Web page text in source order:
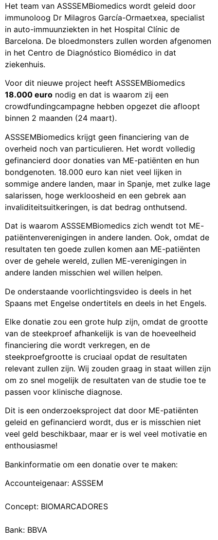
Het team van ASSSEMBiomedics wordt geleid door
immunoloog Dr Milagros García-Ormaetxea, specialist
in auto-immuunziekten in het Hospital Clínic de
Barcelona. De bloedmonsters zullen worden afgenomen
in het Centro de Diagnóstico Biomédico in dat
ziekenhuis.
Voor dit nieuwe project heeft ASSSEMBiomedics
18.000 euro nodig en dat is waarom zij een
crowdfundingcampagne hebben opgezet die afloopt
binnen 2 maanden (24 maart).
ASSSEMBiomedics krijgt geen financiering van de
overheid noch van particulieren. Het wordt volledig
gefinancierd door donaties van ME-patiënten en hun
bondgenoten. 18.000 euro kan niet veel lijken in
sommige andere landen, maar in Spanje, met zulke lage
salarissen, hoge werkloosheid en een gebrek aan
invaliditeitsuitkeringen, is dat bedrag onthutsend.
Dat is waarom ASSSEMBiomedics zich wendt tot ME-
patiëntenverenigingen in andere landen. Ook, omdat de
resultaten ten goede zullen komen aan ME-patiënten
over de gehele wereld, zullen ME-verenigingen in
andere landen misschien wel willen helpen.
De onderstaande voorlichtingsvideo is deels in het
Spaans met Engelse ondertitels en deels in het Engels.
Elke donatie zou een grote hulp zijn, omdat de grootte
van de steekproef afhankelijk is van de hoeveelheid
financiering die wordt verkregen, en de
steekproefgrootte is cruciaal opdat de resultaten
relevant zullen zijn. Wij zouden graag in staat willen zijn
om zo snel mogelijk de resultaten van de studie toe te
passen voor klinische diagnose.
Dit is een onderzoeksproject dat door ME-patiënten
geleid en gefinancierd wordt, dus er is misschien niet
veel geld beschikbaar, maar er is wel veel motivatie en
enthousiasme!
Bankinformatie om een donatie over te maken:
Accounteigenaar: ASSSEM
Concept: BIOMARCADORES
Bank: BBVA